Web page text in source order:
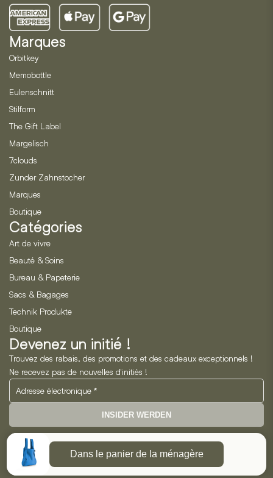
Marques
Orbitkey
Memobottle
Eulenschnitt
Stilform
The Gift Label
Margelisch
7clouds
Zunder Zahnstocher
Marques
Boutique
Catégories
Art de vivre
Beauté & Soins
Bureau & Papeterie
Sacs & Bagages
Technik Produkte
Boutique
Devenez un initié !
Trouvez des rabais, des promotions et des cadeaux exceptionnels !
Ne recevez pas de nouvelles d'initiés !
INSIDER WERDEN
Neo Horizon GmbHDans le panier de la ménagère